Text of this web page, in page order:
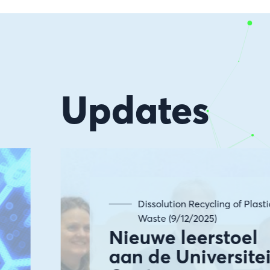
Updates
Nieuwe leerstoel
aan de
Dissolution Recycling of
Waste (9/12/2025)